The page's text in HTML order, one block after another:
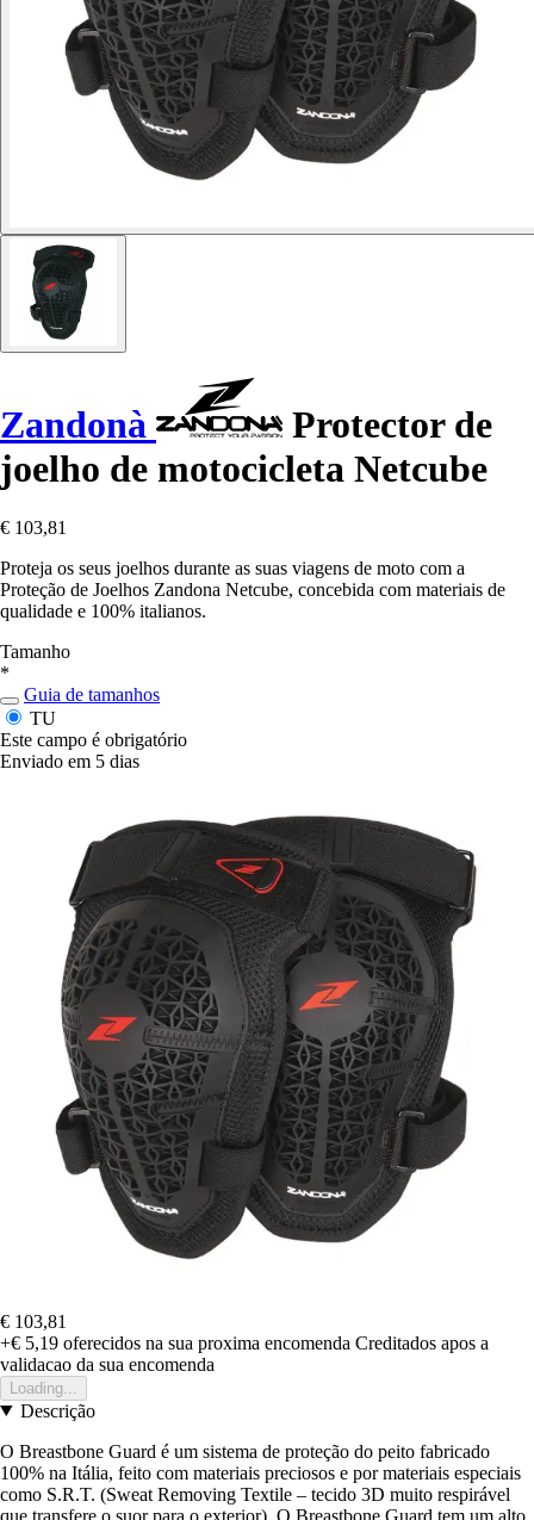
Zandonà
Protector de
joelho de motocicleta Netcube
€ 103,81
Proteja os seus joelhos durante as suas viagens de moto com a
Proteção de Joelhos Zandona Netcube, concebida com materiais de
qualidade e 100% italianos.
Tamanho
*
Guia de tamanhos
TU
Este campo é obrigatório
Enviado em 5 dias
€ 103,81
+€ 5,19 oferecidos na sua proxima encomenda Creditados apos a
validacao da sua encomenda
Loading...
Descrição
O Breastbone Guard é um sistema de proteção do peito fabricado
100% na Itália, feito com materiais preciosos e por materiais especiais
como S.R.T. (Sweat Removing Textile – tecido 3D muito respirável
que transfere o suor para o exterior). O Breastbone Guard tem um alto